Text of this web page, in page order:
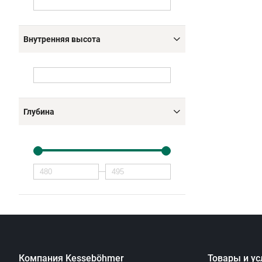
Внутренняя высота
Глубина
Компания Kesseböhmer Товары и